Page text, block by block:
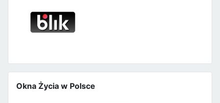
Okna Życia w Polsce